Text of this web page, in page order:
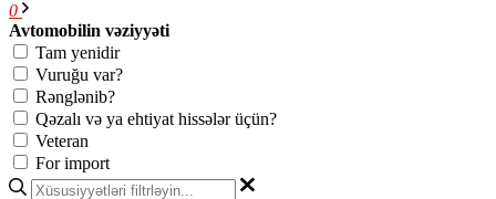
0
Avtomobilin vəziyyəti
Tam yenidir
Vuruğu var?
Rənglənib?
Qəzalı və ya ehtiyat hissələr üçün?
Veteran
For import